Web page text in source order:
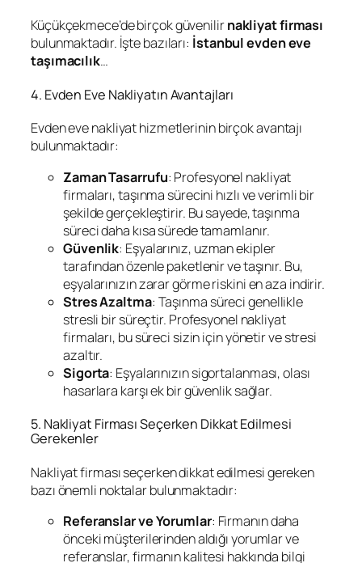
Küçükçekmece’de birçok güvenilirnakliyat firması
bulunmaktadır. İşte bazıları: İstanbul evden eve
taşımacılık…
4. Evden Eve Nakliyatın Avantajları
Evden eve nakliyat hizmetlerinin birçok avantajı
bulunmaktadır:
Zaman Tasarrufu: Profesyonel nakliyat
firmaları, taşınma sürecini hızlı ve verimli bir
şekilde gerçekleştirir. Bu sayede, taşınma
süreci daha kısa sürede tamamlanır.
Güvenlik: Eşyalarınız, uzman ekipler
tarafından özenle paketlenir ve taşınır. Bu,
eşyalarınızın zarar görme riskini en aza indirir.
Stres Azaltma: Taşınma süreci genellikle
stresli bir süreçtir. Profesyonel nakliyat
firmaları, bu süreci sizin için yönetir ve stresi
azaltır.
Sigorta: Eşyalarınızın sigortalanması, olası
hasarlara karşı ek bir güvenlik sağlar.
5. Nakliyat Firması Seçerken Dikkat Edilmesi
Gerekenler
Nakliyat firması seçerken dikkat edilmesi gereken
bazı önemli noktalar bulunmaktadır:
Referanslar ve Yorumlar: Firmanın daha
önceki müşterilerinden aldığı yorumlar ve
referanslar, firmanın kalitesi hakkında bilgi